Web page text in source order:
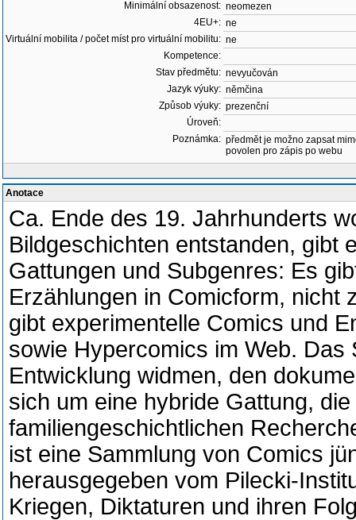
Minimální obsazenost: neomezen
4EU+: ne
Virtuální mobilita / počet míst pro virtuální mobilitu: ne
Kompetence:
Stav předmětu: nevyučován
Jazyk výuky: němčina
Způsob výuky: prezenční
Úroveň:
Poznámka: předmět je možno zapsat
povolen pro zápis po webu
Anotace
Ca. Ende des 19. Jahrhunderts
Bildgeschichten entstanden, gibt
Gattungen und Subgenres: Es
Erzählungen in Comicform, nicht
gibt experimentelle Comics und
sowie Hypercomics im Web.
Entwicklung widmen, den
sich um eine hybride Gattung,
familiengeschichtlichen
ist eine Sammlung von Comics
herausgegeben vom Pilecki-
Kriegen, Diktaturen und ihren